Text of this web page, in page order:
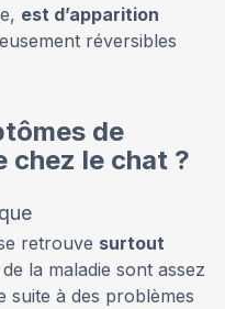
est d’apparition
réversibles
de
chez le chat ?
retrouve surtout
la maladie sont assez
suite à des problèmes